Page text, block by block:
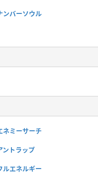
ンバーソウル
ネミーサーチ
ントラップ
ルエネルギー